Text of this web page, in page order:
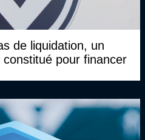
de liquidation, un
pour financer